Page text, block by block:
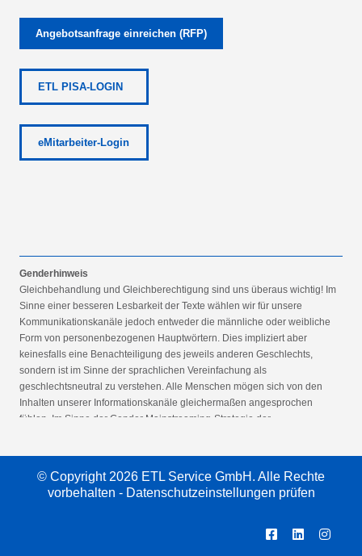
Angebotsanfrage einreichen (RFP)
ETL PISA-LOGIN
eMitarbeiter-Login
Genderhinweis
Gleichbehandlung und Gleichberechtigung sind uns überaus wichtig! Im
Sinne einer besseren Lesbarkeit der Texte wählen wir für unsere
Kommunikationskanäle jedoch entweder die männliche oder weibliche
Form von personenbezogenen Hauptwörtern. Dies impliziert aber
keinesfalls eine Benachteiligung des jeweils anderen Geschlechts,
sondern ist im Sinne der sprachlichen Vereinfachung als
geschlechtsneutral zu verstehen. Alle Menschen mögen sich von den
Inhalten unserer Informationskanäle gleichermaßen angesprochen
fühlen. Im Sinne der Gender Mainstreaming-Strategie der
© Copyright 2026 ETL Service GmbH. Alle Rechte
vorbehalten - Datenschutzeinstellungen prüfen